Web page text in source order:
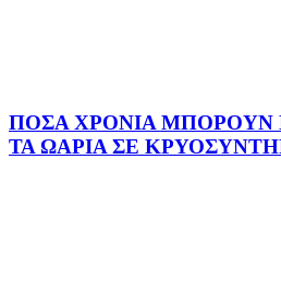
ΠΟΣΑ ΧΡΟΝΙΑ ΜΠΟΡΟΥΝ
ΤΑ ΩΑΡΙΑ ΣΕ